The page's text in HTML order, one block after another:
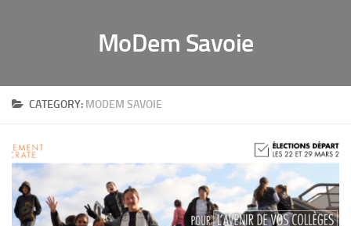
MoDem Savoie
CATEGORY: MODEM SAVOIE